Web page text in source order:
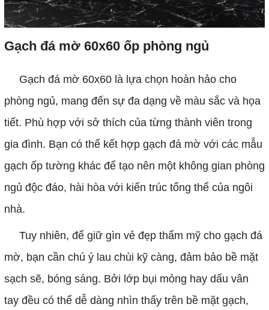
Gạch đá mờ 60x60 ốp phòng ngủ
Gạch đá mờ 60x60 là lựa chọn hoàn hảo cho
phòng ngủ, mang đến sự đa dạng về màu sắc và họa
tiết. Phù hợp với sở thích của từng thành viên trong
gia đình. Bạn có thể kết hợp gạch đá mờ với các mẫu
gạch ốp tường khác để tạo nên một không gian phòng
ngủ độc đáo, hài hòa với kiến trúc tổng thể của ngôi
nhà.
Tuy nhiên, để giữ gìn vẻ đẹp thẩm mỹ cho gạch đá
mờ, bạn cần chú ý lau chùi kỹ càng, đảm bảo bề mặt
sạch sẽ, bóng sáng. Bởi lớp bụi mỏng hay dấu vân
tay đều có thể dễ dàng nhìn thấy trên bề mặt gạch,